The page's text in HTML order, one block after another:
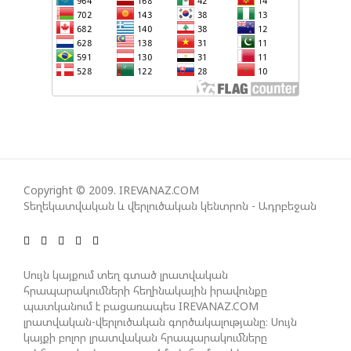
ՀԱՅԱՑՔ ՀԱՅԱՍՏԱՆԻՑ. ՈՐՔԱ՞Ն ԲԱՐՁՐ ԵՆ TRIPP-Ի
ԿՅԱՆՔԻ ԿՈՉՄԱՆ ՇԱՆՍԵՐՆ ԱՅՍ ՊԱՀԻՆ
ՀԱՊԿ-Ի ՄԱՍՆԱԿՑՈՒԹՅՈՒՆԸ ՂԱՐԱԲԱՂՅԱՆ
Է ՃԱՆԱՉՎԵԼ
ՄԱԼԴԻՎՑԻ ԳՈՐԾԸՆԿԵՐ ՄՈՀԱՄՄԵԴ ՄՈՒԻԶԱՅԻՆ.
«ՄԵՆՔ ԳՈՀ ԵՆՔ ԱԴՐԲԵՋԱՆԻ ԵՎ ՄԱԼԴԻՎՆԵՐԻ
ՄԻՋԵՎ ՀԱՐԱԲԵՐՈՒԹՅՈՒՆՆԵՐԻ ԴԻՆԱՄԻԿ
ԶԱՐԳԱՑՈՒՄԻՑ»
Copyright © 2009. IREVANAZ.COM
Տեղեկատվական և վերլուծական կենտրոն - Ադրբեջան
Սույն կայքում տեղ գտած լրատվական
հրապարակումների հեղինակային իրավունքը
պատկանում է բացառապես IREVANAZ.COM
լրատվական-վերլուծական գործակալությանը։ Սույն
կայքի բոլոր լրատվական հրապարակումները